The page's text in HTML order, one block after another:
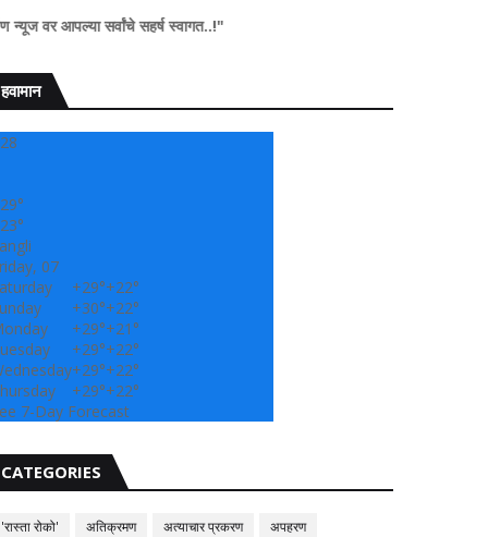
सर्वांचे सहर्ष स्वागत..!"
हवामान
28
29°
23°
07
+29°+22°
+30°+22°
+29°+21°
+29°+22°
+29°+22°
+29°+22°
7-Day Forecast
CATEGORIES
'रास्ता रोको' अतिक्रमण अत्याचार प्रकरण
अपहरण